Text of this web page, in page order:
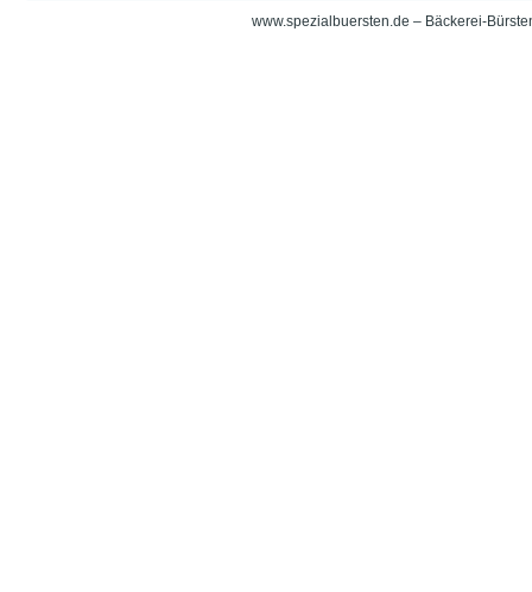
www.spezialbuersten.de – Bäckerei-